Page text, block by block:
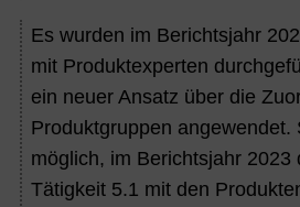
Es wurden im Berichtsjahr
mit Produktexperten
ein neuer Ansatz über die
Produktgruppen angewendet.
möglich, im Berichtsjahr 2023
Tätigkeit 5.1 mit den